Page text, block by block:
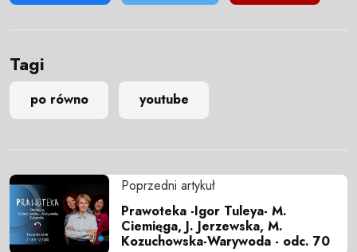
Tagi
po równo youtube
Poprzedni artykuł
Prawoteka -Igor Tuleya- M.
Ciemięga, J. Jerzewska, M.
Kozuchowska-Warywoda - odc. 70